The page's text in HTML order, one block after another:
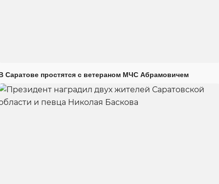
Саратове простятся с ветераном МЧС Абрамовичем